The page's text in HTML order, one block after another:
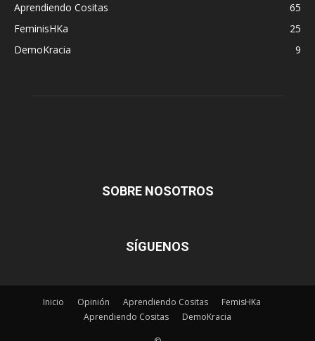
Aprendiendo Cositas
65
FeminisHKa
25
DemoKracia
9
SOBRE NOSOTROS
SÍGUENOS
Inicio Opinión Aprendiendo Cositas
FemisHKa
Aprendiendo Cositas
DemoKracia